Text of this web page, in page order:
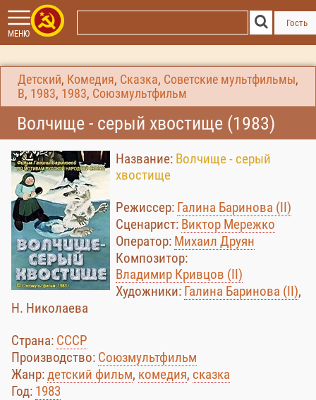
МЕНЮ
Гость
Детский, Комедия, Сказка, Советские мультфильмы,
В, 1983, 1983, Союзмультфильм
Волчище - серый хвостище (1983)
Название: Волчище - серый
хвостище
Режиссер: Галина Баринова (II)
Сценарист: Виктор Мережко
Оператор: Михаил Друян
Композитор:
Владимир Кривцов (II)
Художники: Галина Баринова (II),
Н. Николаева
Страна: СССР
Производство: Союзмультфильм
Жанр:детский фильм, комедия, сказка
Год: 1983